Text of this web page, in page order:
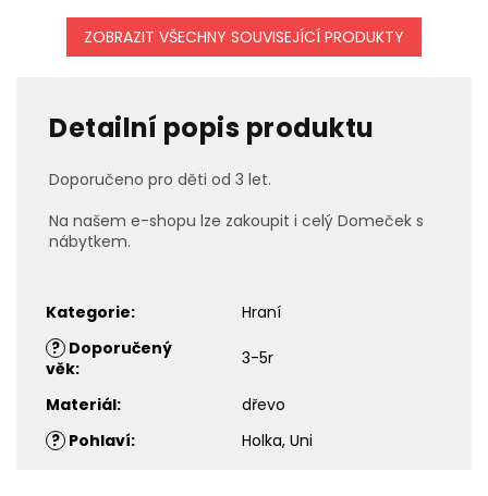
ZOBRAZIT VŠECHNY SOUVISEJÍCÍ PRODUKTY
Detailní popis produktu
Doporučeno pro děti od 3 let.
Na našem e-shopu lze zakoupit i celý Domeček s
nábytkem.
Kategorie:
Hraní
? Doporučený
věk: 3-5r
Materiál:
dřevo
? Pohlaví: Holka, Uni